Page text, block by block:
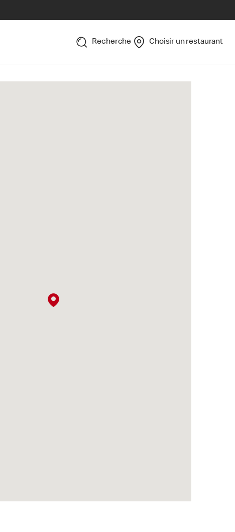
Recherche Choisir un restaurant